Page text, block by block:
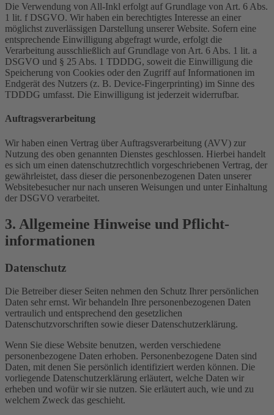
Die Verwendung von All-Inkl erfolgt auf Grundlage von Art. 6 Abs.
1 lit. f DSGVO. Wir haben ein berechtigtes Interesse an einer
möglichst zuverlässigen Darstellung unserer Website. Sofern eine
entsprechende Einwilligung abgefragt wurde, erfolgt die
Verarbeitung ausschließlich auf Grundlage von Art. 6 Abs. 1 lit. a
DSGVO und § 25 Abs. 1 TDDDG, soweit die Einwilligung die
Speicherung von Cookies oder den Zugriff auf Informationen im
Endgerät des Nutzers (z. B. Device-Fingerprinting) im Sinne des
TDDDG umfasst. Die Einwilligung ist jederzeit widerrufbar.
Auftragsverarbeitung
Wir haben einen Vertrag über Auftragsverarbeitung (AVV) zur
Nutzung des oben genannten Dienstes geschlossen. Hierbei handelt
es sich um einen datenschutzrechtlich vorgeschriebenen Vertrag, der
gewährleistet, dass dieser die personenbezogenen Daten unserer
Websitebesucher nur nach unseren Weisungen und unter Einhaltung
der DSGVO verarbeitet.
3. Allgemeine Hinweise und Pflicht­
informationen
Datenschutz
Die Betreiber dieser Seiten nehmen den Schutz Ihrer persönlichen
Daten sehr ernst. Wir behandeln Ihre personenbezogenen Daten
vertraulich und entsprechend den gesetzlichen
Datenschutzvorschriften sowie dieser Datenschutzerklärung.
Wenn Sie diese Website benutzen, werden verschiedene
personenbezogene Daten erhoben. Personenbezogene Daten sind
Daten, mit denen Sie persönlich identifiziert werden können. Die
vorliegende Datenschutzerklärung erläutert, welche Daten wir
erheben und wofür wir sie nutzen. Sie erläutert auch, wie und zu
welchem Zweck das geschieht.